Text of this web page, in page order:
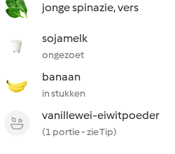
jonge spinazie, vers
sojamelk
ongezoet
banaan
in stukken
vanillewei-eiwitpoeder
(1 portie - zie Tip)